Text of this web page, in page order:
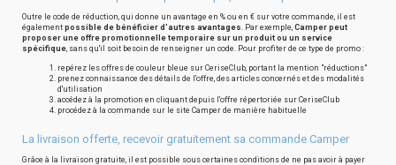
Outre le code de réduction, qui donne un avantage en % ou en € sur votre commande, il est
également possible de bénéficier d'autres avantages. Par exemple, Camper peut
proposer une offre promotionnelle temporaire sur un produit ou un service
spécifique, sans qu'il soit besoin de renseigner un code. Pour profiter de ce type de promo :
repérez les offres de couleur bleue sur CeriseClub, portant la mention "réductions"
prenez connaissance des détails de l'offre, des articles concernés et des modalités
d'utilisation
accédez à la promotion en cliquant depuis l'offre répertoriée sur CeriseClub
procédez à la commande sur le site Camper de manière habituelle
La livraison offerte, recevoir gratuitement sa commande Camper
Grâce à la livraison gratuite, il est possible sous certaines conditions de ne pas avoir à payer